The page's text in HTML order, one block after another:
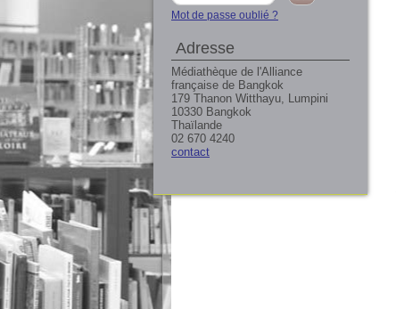
Mot de passe oublié ?
Adresse
Médiathèque de l'Alliance
française de Bangkok
179 Thanon Witthayu, Lumpini
10330 Bangkok
Thaïlande
02 670 4240
contact